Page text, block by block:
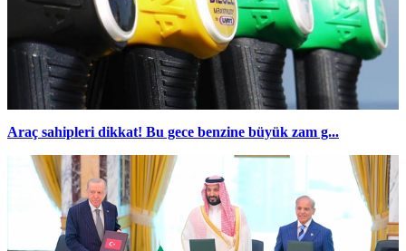
Araç sahipleri dikkat! Bu gece benzine büyük zam g...